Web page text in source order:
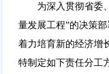
为深入贯彻省委、
量发展工程”的决策部
着力培育新的经济增
特制定如下责任分工